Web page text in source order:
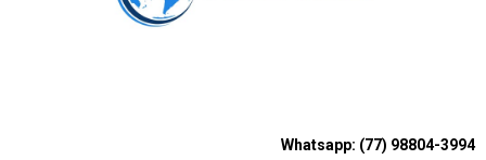
Whatsapp: (77) 98804-3994